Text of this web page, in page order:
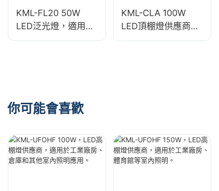
KML-FL20 50W
LED泛光燈，適用於
戶外廣告看板和大型
KML-CLA 100W
LED頂棚燈供應商，
適用於加油站、地下
你可能會喜歡